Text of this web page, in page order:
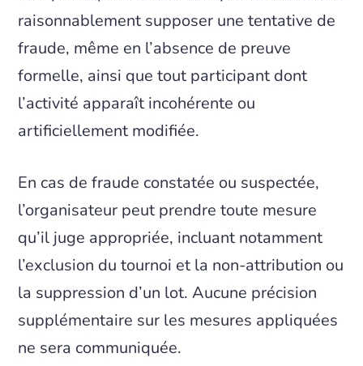
raisonnablement supposer une tentative de
fraude, même en l’absence de preuve
formelle, ainsi que tout participant dont
l’activité apparaît incohérente ou
artificiellement modifiée.
En cas de fraude constatée ou suspectée,
l’organisateur peut prendre toute mesure
qu’il juge appropriée, incluant notamment
l’exclusion du tournoi et la non-attribution ou
la suppression d’un lot. Aucune précision
supplémentaire sur les mesures appliquées
ne sera communiquée.